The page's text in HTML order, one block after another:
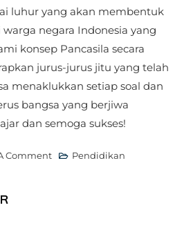
luhur yang akan membentuk
negara Indonesia yang
konsep Pancasila secara
jurus-jurus jitu yang telah
menaklukkan setiap soal dan
bangsa yang berjiwa
dan semoga sukses!
CommentOn
Pendidikan